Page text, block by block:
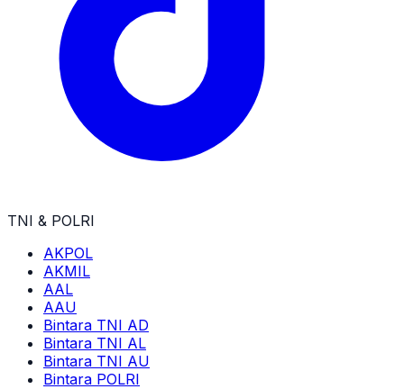
TNI & POLRI
AKPOL
AKMIL
AAL
AAU
Bintara TNI AD
Bintara TNI AL
Bintara TNI AU
Bintara POLRI